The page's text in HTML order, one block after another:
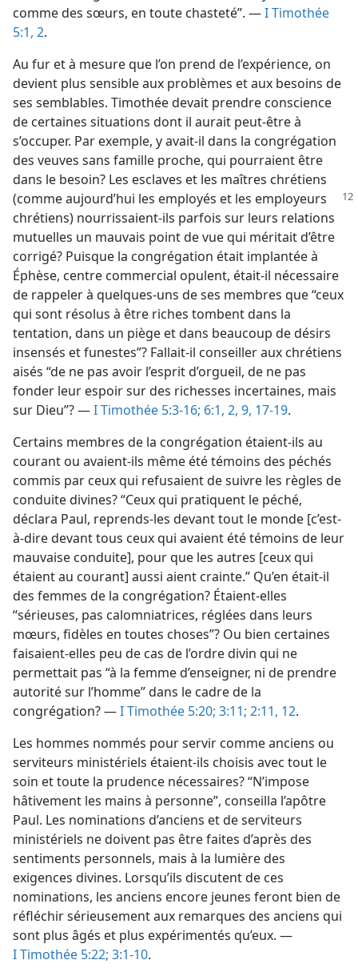
comme des sœurs, en toute chasteté”. —I Timothée
5:1, 2.
Au fur et à mesure que l’on prend de l’expérience, on
devient plus sensible aux problèmes et aux besoins de
ses semblables. Timothée devait prendre conscience
de certaines situations dont il aurait peut-être à
s’occuper. Par exemple, y avait-​il dans la congrégation
des veuves sans famille proche, qui pourraient être
dans le besoin? Les esclaves et les maîtres chrétiens
(comme aujourd’hui les employés et les employeurs
chrétiens) nourrissaient-​ils parfois sur leurs relations
mutuelles un mauvais point de vue qui méritait d’être
corrigé? Puisque la congrégation était implantée à
Éphèse, centre commercial opulent, était-​il nécessaire
de rappeler à quelques-uns de ses membres que “ceux
qui sont résolus à être riches tombent dans la
tentation, dans un piège et dans beaucoup de désirs
insensés et funestes”? Fallait-​il conseiller aux chrétiens
aisés “de ne pas avoir l’esprit d’orgueil, de ne pas
fonder leur espoir sur des richesses incertaines, mais
sur Dieu”? —I Timothée 5:3-16; 6:1, 2, 9, 17-19.
Certains membres de la congrégation étaient-​ils au
courant ou avaient-​ils même été témoins des péchés
commis par ceux qui refusaient de suivre les règles de
conduite divines? “Ceux qui pratiquent le péché,
déclara Paul, reprends-​les devant tout le monde [c’est-
à-dire devant tous ceux qui avaient été témoins de leur
mauvaise conduite], pour que les autres [ceux qui
étaient au courant] aussi aient crainte.” Qu’en était-​il
des femmes de la congrégation? Étaient-​elles
“sérieuses, pas calomniatrices, réglées dans leurs
mœurs, fidèles en toutes choses”? Ou bien certaines
faisaient-​elles peu de cas de l’ordre divin qui ne
permettait pas “à la femme d’enseigner, ni de prendre
autorité sur l’homme” dans le cadre de la
congrégation? —I Timothée 5:20; 3:11; 2:11, 12.
Les hommes nommés pour servir comme anciens ou
serviteurs ministériels étaient-​ils choisis avec tout le
soin et toute la prudence nécessaires? “N’impose
hâtivement les mains à personne”, conseilla l’apôtre
Paul. Les nominations d’anciens et de serviteurs
ministériels ne doivent pas être faites d’après des
sentiments personnels, mais à la lumière des
exigences divines. Lorsqu’ils discutent de ces
nominations, les anciens encore jeunes feront bien de
réfléchir sérieusement aux remarques des anciens qui
sont plus âgés et plus expérimentés qu’eux. —
I Timothée 5:22; 3:1-10.